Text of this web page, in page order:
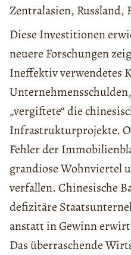
Zentralasien, Russland,
Diese Investitionen
neuere Forschungen
Ineffektiv verwendetes
„vergiftete“ die
Infrastrukturprojekte.
Fehler der
grandiose Wohnviertel
verfallen. Chinesische
defizitäre
anstatt in Gewinn
Das überraschende